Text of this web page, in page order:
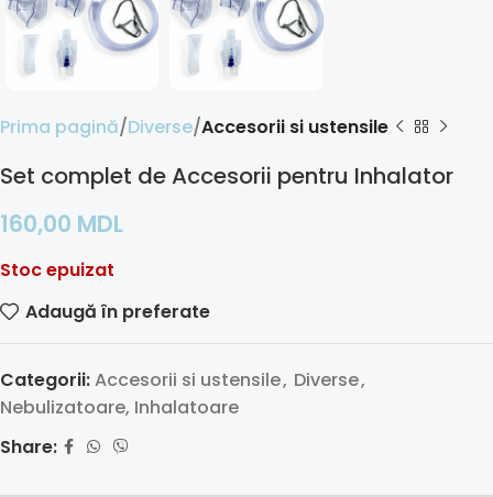
Prima pagină Diverse Accesorii si ustensile
Set complet de Accesorii pentru Inhalator
160,00 MDL
Stoc epuizat
Adaugă în preferate
Categorii:Accesorii si ustensile, Diverse,
Nebulizatoare, Inhalatoare
Share: